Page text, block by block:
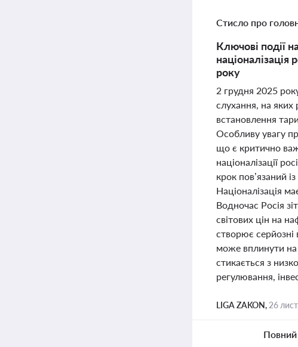
Стисло про
Ключові події
націоналізація
року
2 грудня 2025
слухання, на яких
встановлення
Особливу увагу
що є критично
націоналізації
крок пов’язаний
Націоналізація
Водночас Росія
світових цін на
створює
може вплинути на
стикається з
регулювання,
LIGA ZAKON, 26
Повний